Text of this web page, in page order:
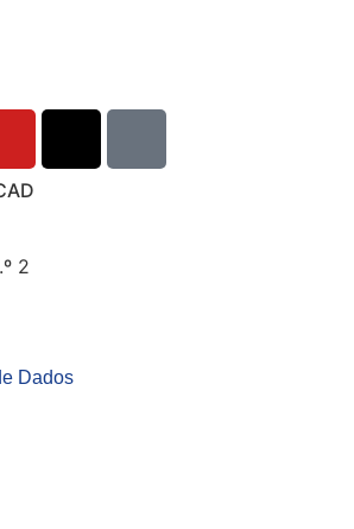
2
Dados